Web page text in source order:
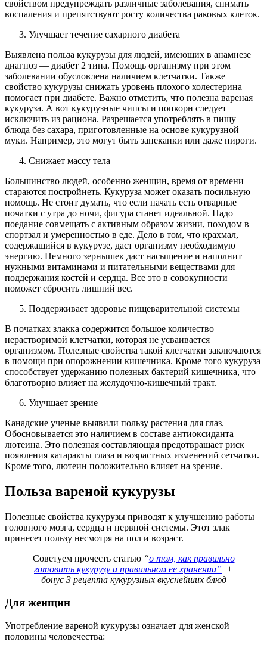
свойством предупреждать различные заболевания, снимать
воспаления и препятствуют росту количества раковых клеток.
Улучшает течение сахарного диабета
Выявлена польза кукурузы для людей, имеющих в анамнезе
диагноз — диабет 2 типа. Помощь организму при этом
заболевании обусловлена наличием клетчатки. Также
свойство кукурузы снижать уровень плохого холестерина
помогает при диабете. Важно отметить, что полезна вареная
кукуруза. А вот кукурузные чипсы и попкорн следует
исключить из рациона. Разрешается употреблять в пищу
блюда без сахара, приготовленные на основе кукурузной
муки. Например, это могут быть запеканки или даже пироги.
Снижает массу тела
Большинство людей, особенно женщин, время от времени
стараются постройнеть. Кукуруза может оказать посильную
помощь. Не стоит думать, что если начать есть отварные
початки с утра до ночи, фигура станет идеальной. Надо
поедание совмещать с активным образом жизни, походом в
спортзал и умеренностью в еде. Дело в том, что крахмал,
содержащийся в кукурузе, даст организму необходимую
энергию. Немного зернышек даст насыщение и наполнит
нужными витаминами и питательными веществами для
поддержания костей и сердца. Все это в совокупности
поможет сбросить лишний вес.
Поддерживает здоровье пищеварительной системы
В початках злакка содержится большое количество
нерастворимой клетчатки, которая не усваивается
организмом. Полезные свойства такой клетчатки заключаются
в помощи при опорожнении кишечника. Кроме того кукуруза
способствует удержанию полезных бактерий кишечника, что
благотворно влияет на желудочно-кишечный тракт.
Улучшает зрение
Канадские ученые выявили пользу растения для глаз.
Обосновывается это наличием в составе антиоксиданта
лютеина. Это полезная составляющая предотвращает риск
появления катаракты глаза и возрастных изменений сетчатки.
Кроме того, лютеин положительно влияет на зрение.
Польза вареной кукурузы
Полезные свойства кукурузы приводят к улучшению работы
головного мозга, сердца и нервной системы. Этот злак
принесет пользу несмотря на пол и возраст.
Советуем прочесть статью “о том, как правильно
готовить кукурузу и правильном ее хранении” +
бонус 3 рецепта кукурузных вкуснейших блюд
Для женщин
Употребление вареной кукурузы означает для женской
половины человечества: